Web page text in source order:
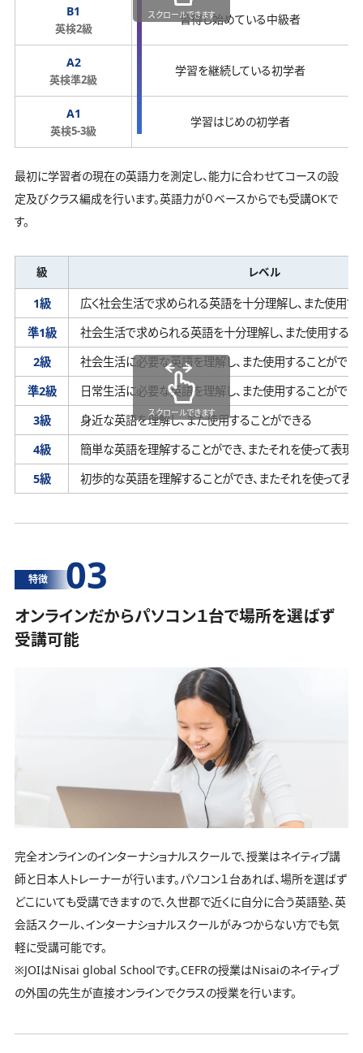
B1
英検2級
習得し始めている中級者
A2
英検準2級
学習を継続している初学者
A1
英検5-3級
学習はじめの初学者
スクロールできます
最初に学習者の現在の英語力を測定し、能力に合わせてコースの設
定及びクラス編成を行います。英語力が０ベースからでも受講OKで
す。
級 レベル
1級 広く社会生活で求められる英語を十分理解し、 また使用す
準1級
社会生活で求められる英語を十分理解し、 また使用するこ
2級
社会生活に必要な英語を理解し、 また使用することができ
準2級
日常生活に必要な英語を理解し、 また使用することができ
3級
身近な英語を理解し、また使用することができる
4級
簡単な英語を理解することができ、 またそれを使って表現
5級
初歩的な英語を理解することができ、 またそれを使って表
スクロールできます
特徴 03
オンラインだからパソコン１台で場所を選ばず
受講可能
完全オンラインのインターナショナルスクールで、授業はネイティブ講
師と日本人トレーナーが行います。パソコン１台あれば、場所を選ばず
どこにいても受講できますので、久世郡で近くに自分に合う英語塾、英
会話スクール、インターナショナルスクールがみつからない方でも気
軽に受講可能です。
※JOIはNisai global Schoolです。CEFRの授業はNisaiのネイティブ
の外国の先生が直接オンラインでクラスの授業を行います。